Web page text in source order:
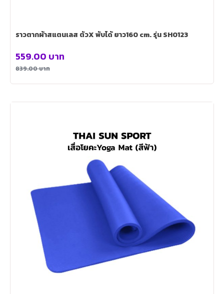
ราวตากผ้าสแตนเลส ตัวX พับได้ ยาว160 cm. รุ่น SH0123
839.00บาท
559.00 บาท